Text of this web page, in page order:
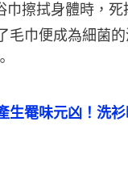
擦拭身體時，
毛巾便成為細菌
生罨味元凶！洗